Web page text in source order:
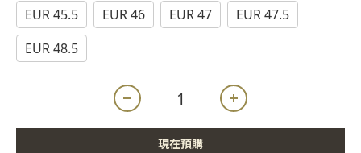
EUR 45.5
EUR 46 EUR 47
EUR 47.5
EUR 48.5
現在預購